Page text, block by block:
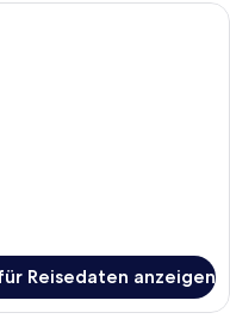
mit Etagenbetten,
Reisedaten anzeigen